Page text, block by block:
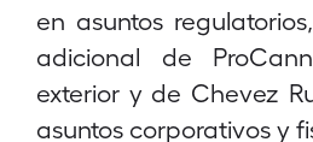
en asuntos
adicional de
exterior y de Chevez
asuntos corporativos y